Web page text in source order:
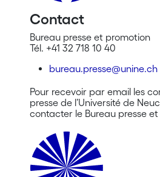
Contact
Bureau presse et promotion
Tél. +41 32 718 10 40
bureau.presse@unine.ch
Pour recevoir par email les
presse de l’Université de
contacter le Bureau presse et